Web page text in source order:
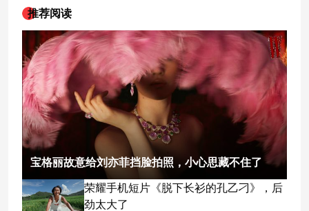
推荐阅读
宝格丽故意给刘亦菲挡脸拍照，小心思藏不住了
荣耀手机短片《脱下长衫的孔乙刁》，后
劲太大了